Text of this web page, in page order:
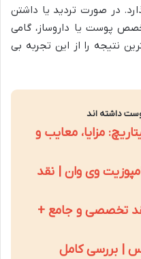
در صورت تردید یا داشتن
پوست یا داروساز، گامی
نتیجه را از این تجربه بی
داشته اند
مزایا، معایب و
وی وان | نقد
تخصصی و جامع +
| بررسی کامل